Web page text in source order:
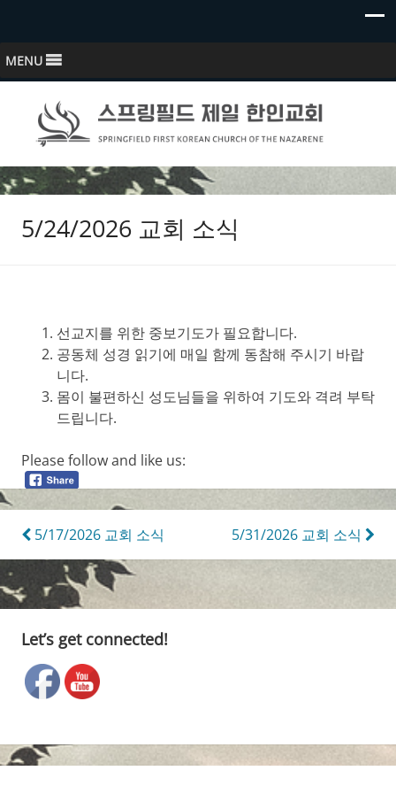
MENU
스프링필드 제일한인교회
Springfield First Korean Church of the Nazarene
5/24/2026 교회 소식
선교지를 위한 중보기도가 필요합니다.
공동체 성경 읽기에 매일 함께 동참해 주시기 바랍
니다.
몸이 불편하신 성도님들을 위하여 기도와 격려 부탁
드립니다.
Please follow and like us:
Post
navigation
5/17/2026 교회 소식 5/31/2026 교회 소식
Let’s get connected!